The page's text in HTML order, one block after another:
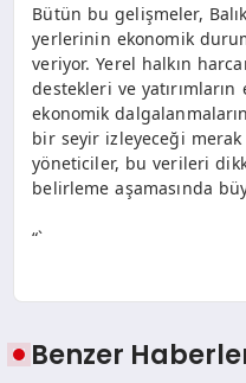
Bütün bu gelişmeler,
yerlerinin ekonomik
veriyor. Yerel halkın
destekleri ve
ekonomik
bir seyir izleyeceği merak
yöneticiler, bu verileri
belirleme aşamasında
“`
Benzer